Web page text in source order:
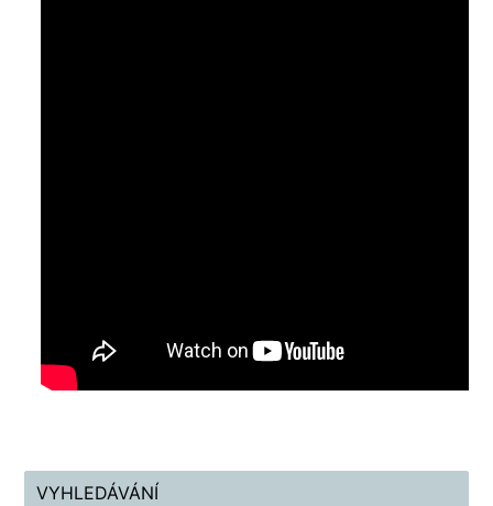
VYHLEDÁVÁNÍ